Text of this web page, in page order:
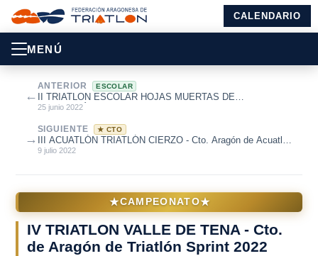
CALENDARIO
MENÚ
←
ANTERIOR ESCOLAR
II TRIATLON ESCOLAR HOJAS MUERTAS DE
MONTALBÁN
25 junio 2022
SIGUIENTE ★ CTO
III ACUATLÓN TRIATLÓN CIERZO - Cto. Aragón de Acuatlón
2022
9 julio 2022
→
★CAMPEONATO★
IV TRIATLON VALLE DE TENA - Cto.
de Aragón de Triatlón Sprint 2022